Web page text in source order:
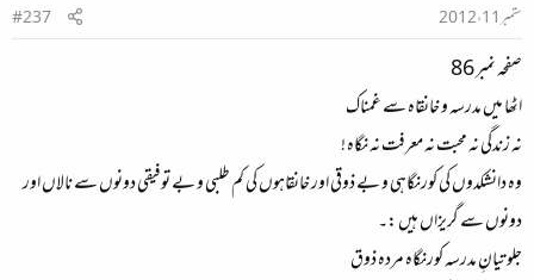
ستمبر 11، 2012
#237
صفحہ نمبر 86
اٹھا میں مدرسہ و خانقاہ سے غمناک
نہ زندگی نہ محبت نہ معرفت نہ نگاہ !
وہ دانشکدوں کی کورنگاہی و بے ذوقی اور خانقاہوں کی کم طلبی و بے توفیقی دونوں سے نالاں اور
دونوں سے گریزاں ہیں :۔
جلو تیانِ مدرسہ کورنگاہ مردہ ذوق